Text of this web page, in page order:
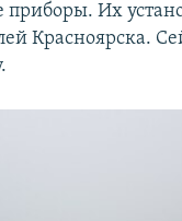
приборы. Их
Красноярска.